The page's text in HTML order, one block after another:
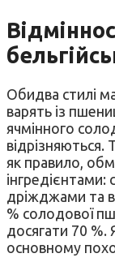
Обидва стилі
варять із
ячмінного
відрізняються.
як правило,
дріжджами та
% солодової
досягати 70 %.
основному